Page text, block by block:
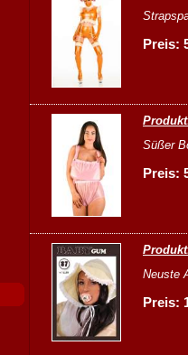
Preis:
Süßer
Preis:
Neuste
Preis: